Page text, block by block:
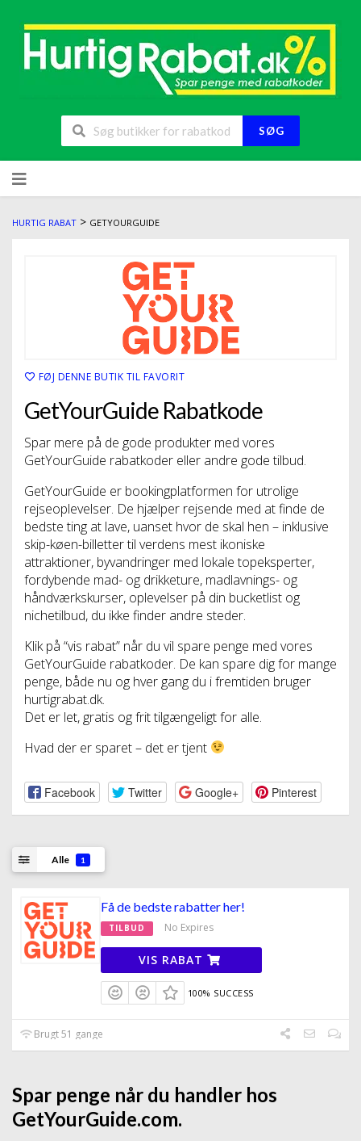
SØG
HURTIG RABAT > GETYOURGUIDE
FØJ DENNE BUTIK TIL FAVORIT
GetYourGuide Rabatkode
Spar mere på de gode produkter med vores
GetYourGuide rabatkoder eller andre gode tilbud.
GetYourGuide er bookingplatformen for utrolige
rejseoplevelser. De hjælper rejsende med at finde de
bedste ting at lave, uanset hvor de skal hen – inklusive
skip-køen-billetter til verdens mest ikoniske
attraktioner, byvandringer med lokale topeksperter,
fordybende mad- og drikketure, madlavnings- og
håndværkskurser, oplevelser på din bucketlist og
nichetilbud, du ikke finder andre steder.
Klik på “vis rabat” når du vil spare penge med vores
GetYourGuide rabatkoder. De kan spare dig for mange
penge, både nu og hver gang du i fremtiden bruger
hurtigrabat.dk.
Det er let, gratis og frit tilgængeligt for alle.
Hvad der er sparet – det er tjent
Facebook Twitter Google+ Pinterest
Alle 1
Få de bedste rabatter her!
TILBUD No Expires
VIS RABAT
100% SUCCESS
Brugt 51 gange
Spar penge når du handler hos
GetYourGuide.com.